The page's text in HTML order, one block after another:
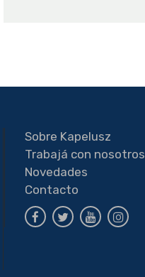
Sobre Kapelusz
Trabajá con nosotros
Novedades
Contacto